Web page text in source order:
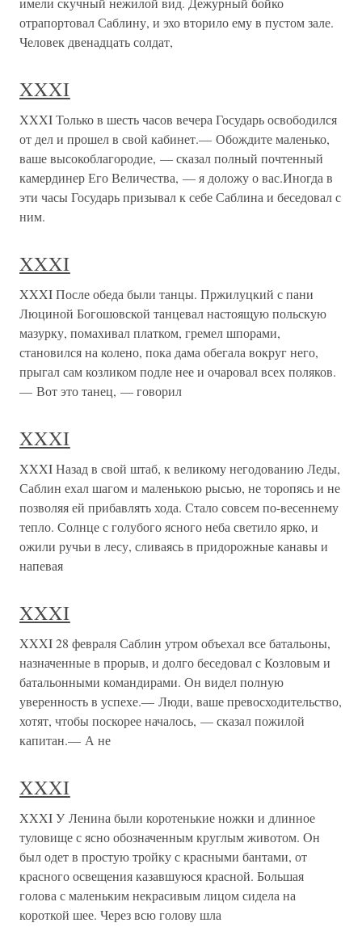
отрапортовал Саблину, и эхо вторило ему в пустом зале.
Человек двенадцать солдат,
XXXI
XXXI Только в шесть часов вечера Государь освободился
от дел и прошел в свой кабинет.— Обождите маленько,
ваше высокоблагородие, — сказал полный почтенный
камердинер Его Величества, — я доложу о вас.Иногда в
эти часы Государь призывал к себе Саблина и беседовал с
ним.
XXXI
XXXI После обеда были танцы. Пржилуцкий с пани
Люциной Богошовской танцевал настоящую польскую
мазурку, помахивал платком, гремел шпорами,
становился на колено, пока дама обегала вокруг него,
прыгал сам козликом подле нее и очаровал всех поляков.
— Вот это танец, — говорил
XXXI
XXXI Назад в свой штаб, к великому негодованию Леды,
Саблин ехал шагом и маленькою рысью, не торопясь и не
позволяя ей прибавлять хода. Стало совсем по-весеннему
тепло. Солнце с голубого ясного неба светило ярко, и
ожили ручьи в лесу, сливаясь в придорожные канавы и
напевая
XXXI
XXXI 28 февраля Саблин утром объехал все батальоны,
назначенные в прорыв, и долго беседовал с Козловым и
батальонными командирами. Он видел полную
уверенность в успехе.— Люди, ваше превосходительство,
хотят, чтобы поскорее началось, — сказал пожилой
капитан.— А не
XXXI
XXXI У Ленина были коротенькие ножки и длинное
туловище с ясно обозначенным круглым животом. Он
был одет в простую тройку с красными бантами, от
красного освещения казавшуюся красной. Большая
голова с маленьким некрасивым лицом сидела на
короткой шее. Через всю голову шла